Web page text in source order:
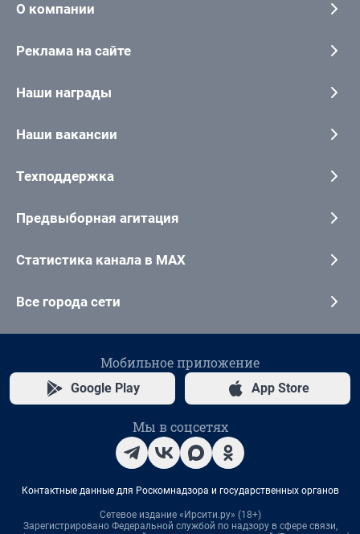
О компании
Реклама на сайте
Наши награды
Наши вакансии
Техподдержка
Предвыборная агитация
Статистика канала в MAX
Все города сети
Мобильное приложение
Google Play App Store
Мы в соцсетях
Контактные данные для Роскомнадзора и государственных органов
Сетевое издание «Ирсити.ру» (18+)
Зарегистрировано Федеральной службой по надзору в сфере связи,